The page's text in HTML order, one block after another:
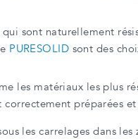
sont naturellement
PURESOLID sont des
les matériaux les plus
correctement préparées
les carrelages dans